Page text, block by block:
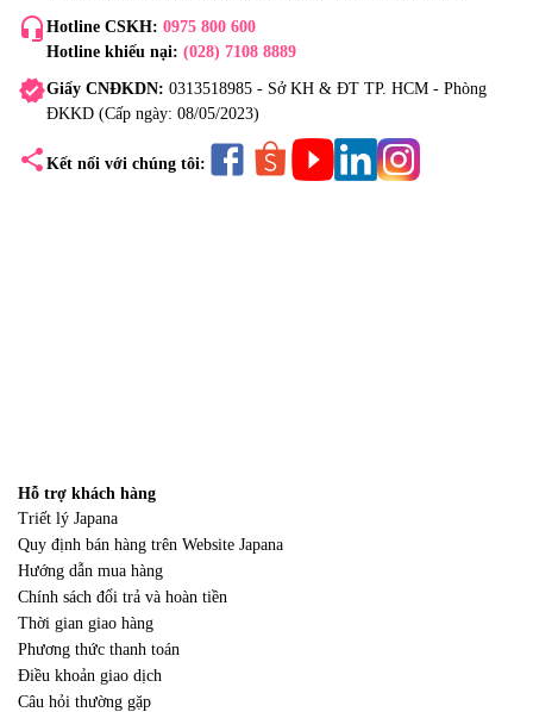
headset_mic Hotline CSKH: 0975 800 600
Hotline khiếu nại: (028) 7108 8889
verifiedGiấy CNĐKDN: 0313518985 - Sở KH & ĐT TP. HCM - Phòng
ĐKKD (Cấp ngày: 08/05/2023)
share Kết nối với chúng tôi:
Hỗ trợ khách hàng
Triết lý Japana
Quy định bán hàng trên Website Japana
Hướng dẫn mua hàng
Chính sách đổi trả và hoàn tiền
Thời gian giao hàng
Phương thức thanh toán
Điều khoản giao dịch
Câu hỏi thường gặp